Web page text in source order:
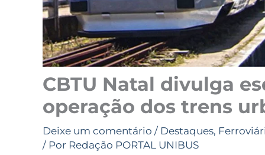
CBTU Natal divulga
operação dos trens
Deixe um comentário / Destaques,
/ Por Redação PORTAL UNIBUS